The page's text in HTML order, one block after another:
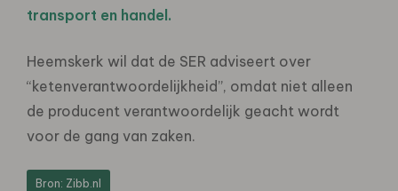
transport en handel.
Heemskerk wil dat de SER adviseert over
“ketenverantwoordelijkheid”, omdat niet alleen
de producent verantwoordelijk geacht wordt
voor de gang van zaken.
Bron: Zibb.nl